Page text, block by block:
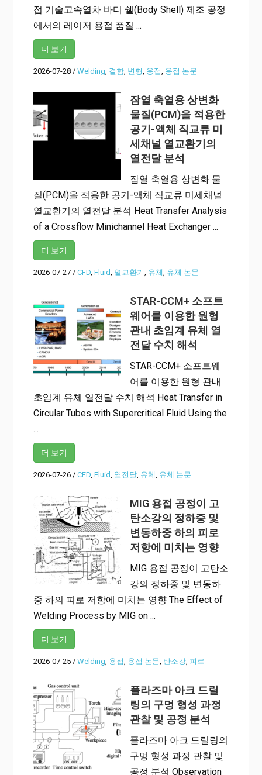
접 기술고속열차 바디 쉘(Body Shell) 제조 공정
에서의 레이저 용접 품질 ...
더 보기
2026-07-28/ Welding, 결함, 변형, 용접, 용접 논문
잠열 축열용 상변화
물질(PCM)을 적용한
공기-액체 직교류 미
세채널 열교환기의
열전달 분석
잠열 축열용 상변화 물
질(PCM)을 적용한 공기-액체 직교류 미세채널
열교환기의 열전달 분석 Heat Transfer Analysis
of a Crossflow Minichannel Heat Exchanger ...
더 보기
2026-07-27/ CFD, Fluid, 열교환기, 유체, 유체 논문
STAR-CCM+ 소프트
웨어를 이용한 원형
관내 초임계 유체 열
전달 수치 해석
STAR-CCM+ 소프트웨
어를 이용한 원형 관내
초임계 유체 열전달 수치 해석 Heat Transfer in
Circular Tubes with Supercritical Fluid Using the
...
더 보기
2026-07-26/ CFD, Fluid, 열전달, 유체, 유체 논문
MIG 용접 공정이 고
탄소강의 정하중 및
변동하중 하의 피로
저항에 미치는 영향
MIG 용접 공정이 고탄소
강의 정하중 및 변동하
중 하의 피로 저항에 미치는 영향 The Effect of
Welding Process by MIG on ...
더 보기
2026-07-25/ Welding, 용접, 용접 논문, 탄소강, 피로
플라즈마 아크 드릴
링의 구멍 형성 과정
관찰 및 공정 분석
플라즈마 아크 드릴링의
구멍 형성 과정 관찰 및
공정 분석 Observation